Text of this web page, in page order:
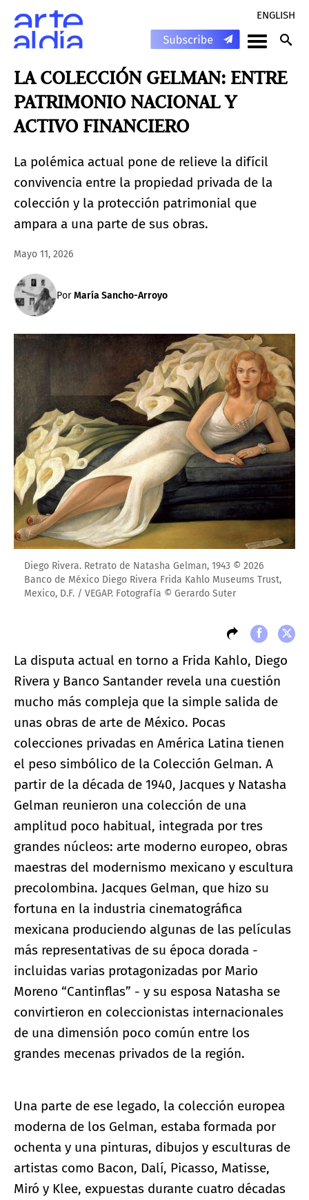
ENGLISH
LA COLECCIÓN GELMAN: ENTRE
PATRIMONIO NACIONAL Y
ACTIVO FINANCIERO
La polémica actual pone de relieve la difícil
convivencia entre la propiedad privada de la
colección y la protección patrimonial que
ampara a una parte de sus obras.
Mayo 11, 2026
PorMaría Sancho-Arroyo
Diego Rivera. Retrato de Natasha Gelman, 1943 © 2026
Banco de México Diego Rivera Frida Kahlo Museums Trust,
Mexico, D.F. / VEGAP. Fotografía © Gerardo Suter
La disputa actual en torno a Frida Kahlo, Diego
Rivera y Banco Santander revela una cuestión
mucho más compleja que la simple salida de
unas obras de arte de México. Pocas
colecciones privadas en América Latina tienen
el peso simbólico de la Colección Gelman. A
partir de la década de 1940, Jacques y Natasha
Gelman reunieron una colección de una
amplitud poco habitual, integrada por tres
grandes núcleos: arte moderno europeo, obras
maestras del modernismo mexicano y escultura
precolombina. Jacques Gelman, que hizo su
fortuna en la industria cinematográfica
mexicana produciendo algunas de las películas
más representativas de su época dorada -
incluidas varias protagonizadas por Mario
Moreno “Cantinflas” - y su esposa Natasha se
convirtieron en coleccionistas internacionales
de una dimensión poco común entre los
grandes mecenas privados de la región.
Una parte de ese legado, la colección europea
moderna de los Gelman, estaba formada por
ochenta y una pinturas, dibujos y esculturas de
artistas como Bacon, Dalí, Picasso, Matisse,
Miró y Klee, expuestas durante cuatro décadas